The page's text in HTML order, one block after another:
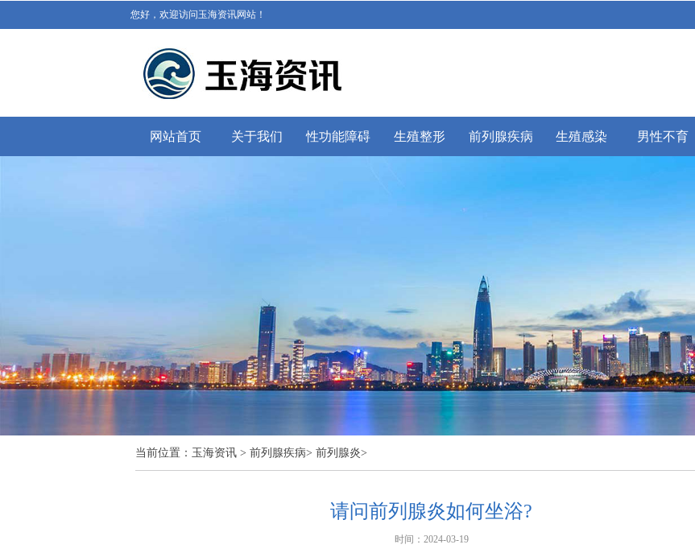
您好，欢迎访问玉海资讯网站！
网站首页 关于我们 性功能障碍 生殖整形 前列腺疾病 生殖感染 男性不育
当前位置： 玉海资讯 > 前列腺疾病> 前列腺炎>
请问前列腺炎如何坐浴?
时间：2024-03-19